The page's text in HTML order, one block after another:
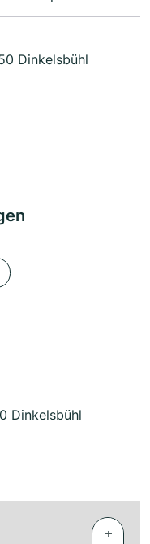
Dinkelsbühl
Dinkelsbühl
+